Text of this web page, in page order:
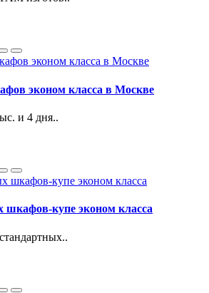
эконом класса в Москве
и 4 дня..
шкафов-купе эконом класса